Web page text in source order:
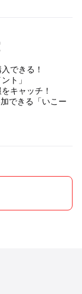
できる「いこー